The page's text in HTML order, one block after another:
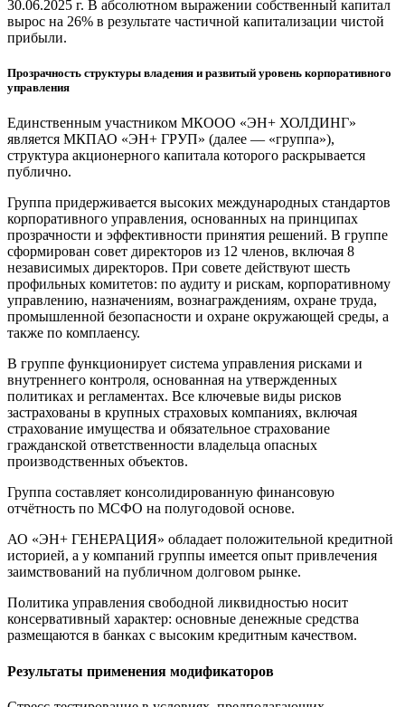
30.06.2025 г. В абсолютном выражении собственный капитал
вырос на 26% в результате частичной капитализации чистой
прибыли.
Прозрачность структуры владения и развитый уровень корпоративного
управления
Единственным участником МКООО «ЭН+ ХОЛДИНГ»
является МКПАО «ЭН+ ГРУП» (далее — «группа»),
структура акционерного капитала которого раскрывается
публично.
Группа придерживается высоких международных стандартов
корпоративного управления, основанных на принципах
прозрачности и эффективности принятия решений. В группе
сформирован совет директоров из 12 членов, включая 8
независимых директоров. При совете действуют шесть
профильных комитетов: по аудиту и рискам, корпоративному
управлению, назначениям, вознаграждениям, охране труда,
промышленной безопасности и охране окружающей среды, а
также по комплаенсу.
В группе функционирует система управления рисками и
внутреннего контроля, основанная на утвержденных
политиках и регламентах. Все ключевые виды рисков
застрахованы в крупных страховых компаниях, включая
страхование имущества и обязательное страхование
гражданской ответственности владельца опасных
производственных объектов.
Группа составляет консолидированную финансовую
отчётность по МСФО на полугодовой основе.
АО «ЭН+ ГЕНЕРАЦИЯ» обладает положительной кредитной
историей, а у компаний группы имеется опыт привлечения
заимствований на публичном долговом рынке.
Политика управления свободной ликвидностью носит
консервативный характер: основные денежные средства
размещаются в банках с высоким кредитным качеством.
Результаты применения модификаторов